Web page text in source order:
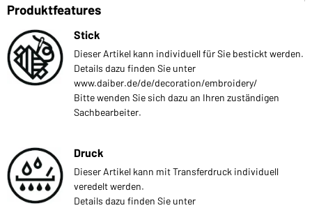
Produktfeatures
Stick
Dieser Artikel kann individuell für Sie bestickt werden.
Details dazu finden Sie unter
www.daiber.de/de/decoration/embroidery/
Bitte wenden Sie sich dazu an Ihren zuständigen
Sachbearbeiter.
Druck
Dieser Artikel kann mit Transferdruck individuell
veredelt werden.
Details dazu finden Sie unter